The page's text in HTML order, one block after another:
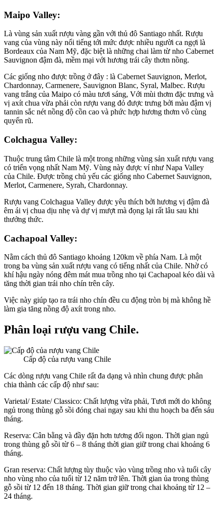
Maipo Valley:
Là vùng sản xuất rượu vàng gần với thủ đô Santiago nhất. Rượu
vang của vùng này nổi tiếng tới mức được nhiều người ca ngợi là
Bordeaux của Nam Mỹ, đặc biệt là những chai làm từ nho Cabernet
Sauvignon đậm đà, mềm mại với hương trái cây thơm nồng.
Các giống nho được trồng ở đây : là Cabernet Sauvignon, Merlot,
Chardonnay, Carmenere, Sauvignon Blanc, Syral, Malbec. Rượu
vang trắng của Maipo có màu tươi sáng, Với mùi thơm đặc trưng và
vị axít chua vừa phải còn rượu vang đỏ được trưng bởi màu đậm vị
tannin sắc nét nồng độ cồn cao và phức hợp hương thơm vô cùng
quyến rũ.
Colchagua Valley:
Thuộc trung tâm Chile là một trong những vùng sản xuất rượu vang
có triển vọng nhất Nam Mỹ. Vùng này được ví như Napa Valley
của Chile. Được trồng chủ yếu các giống nho Cabernet Sauvignon,
Merlot, Carmenere, Syrah, Chardonnay.
Rượu vang Colchagua Valley được yêu thích bởi hương vị đậm đà
êm ái vị chua dịu nhẹ và dự vị mượt mà đọng lại rất lâu sau khi
thưởng thức.
Cachapoal Valley:
Nằm cách thủ đô Santiago khoảng 120km về phía Nam. Là một
trong ba vùng sản xuất rượu vang có tiếng nhất của Chile. Nhờ có
khí hậu ngày nóng đêm mát mua trồng nho tại Cachapoal kéo dài và
tăng thời gian trái nho chín trên cây.
Việc này giúp tạo ra trái nho chín đều cu động tròn bị mà không hề
làm gia tăng nồng độ axít trong nho.
Phân loại rượu vang Chile.
Cấp độ của rượu vang Chile
Các dòng rượu vang Chile rất đa dạng và nhìn chung được phân
chia thành các cấp độ như sau:
Varietal/ Estate/ Classico: Chất lượng vừa phải, Tươi mới do không
ngủ trong thùng gỗ sồi đóng chai ngay sau khi thu hoạch ba đến sáu
tháng.
Reserva: Cân bằng và đầy đặn hơn tương đối ngon. Thời gian ngủ
trong thùng gỗ sồi từ 6 – 8 tháng thời gian giữ trong chai khoảng 6
tháng.
Gran reserva: Chất lượng tùy thuộc vào vùng trồng nho và tuổi cây
nho vùng nho của tuổi từ 12 năm trở lên. Thời gian ủa trong thùng
gỗ sồi từ 12 đến 18 tháng. Thời gian giữ trong chai khoảng từ 12 –
24 tháng.